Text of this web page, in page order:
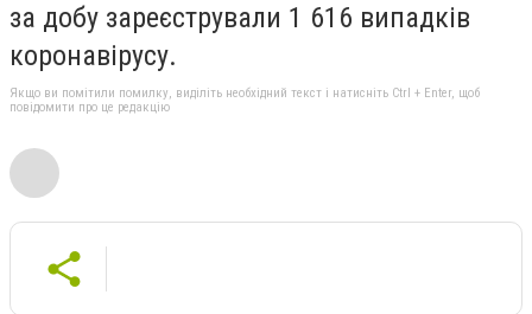
за добу зареєстрували 1 616 випадків
коронавірусу.
Якщо ви помітили помилку, виділіть необхідний текст і натисніть Ctrl + Enter, щоб
повідомити про це редакцію